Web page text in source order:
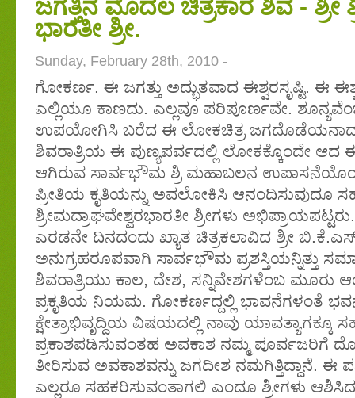
ಜಗತ್ತಿನ ಮೊದಲ ಚಿತ್ರಕಾರ ಶಿವ - ಶ್ರೀ
ಭಾರತೀ ಶ್ರೀ.
Sunday, February 28th, 2010 -
ಗೋಕರ್ಣ. ಈ ಜಗತ್ತು ಅದ್ಭುತವಾದ ಈಶ್ವರಸೃಷ್ಟಿ. ಈ
ಎಲ್ಲಿಯೂ ಕಾಣದು. ಎಲ್ಲವೂ ಪರಿಪೂರ್ಣವೇ.
ಉಪಯೋಗಿಸಿ ಬರೆದ ಈ ಲೋಕಚಿತ್ರ ಜಗದೊಡೆಯನಾದ
ಶಿವರಾತ್ರಿಯ ಈ ಪುಣ್ಯಪರ್ವದಲ್ಲಿ ಲೋಕಕ್ಕೊಂದೇ ಆದ
ಆಗಿರುವ ಸಾರ್ವಭೌಮ ಶ್ರಿ ಮಹಾಬಲನ
ಪ್ರೀತಿಯ ಕೃತಿಯನ್ನು ಅವಲೋಕಿಸಿ ಆನಂದಿಸುವುದೂ
ಶ್ರೀಮದ್ರಾಘವೇಶ್ವರಭಾರತೀ ಶ್ರೀಗಳು
ಎರಡನೇ ದಿನದಂದು ಖ್ಯಾತ ಚಿತ್ರಕಲಾವಿದ ಶ್ರೀ
ಅನುಗ್ರಹರೂಪವಾಗಿ ಸಾರ್ವಭೌಮ ಪ್ರಶಸ್ತಿಯನ್ನಿತ್ತು
ಶಿವರಾತ್ರಿಯು ಕಾಲ, ದೇಶ, ಸನ್ನಿವೇಶಗಳೆಂಬ
ಪ್ರಕೃತಿಯ ನಿಯಮ. ಗೋಕರ್ಣದ್ದಲ್ಲಿ ಭಾವನೆಗಳಂತೆ
ಕ್ಷೇತ್ರಾಭಿವೃದ್ದಿಯ ವಿಷಯದಲ್ಲಿ ನಾವು ಯಾವತ್ಯಾಗಕ್ಕೂ ಸಹ
ಪ್ರಕಾಶಪಡಿಸುವಂತಹ ಅವಕಾಶ ನಮ್ಮ ಪೂರ್ವಜರಿಗೆ
ತೀರಿಸುವ ಅವಕಾಶವನ್ನು ಜಗದೀಶ ನಮಗಿತ್ತಿದ್ದಾನೆ. ಈ
ಎಲ್ಲರೂ ಸಹಕರಿಸುವಂತಾಗಲಿ ಎಂದೂ ಶ್ರೀಗಳು